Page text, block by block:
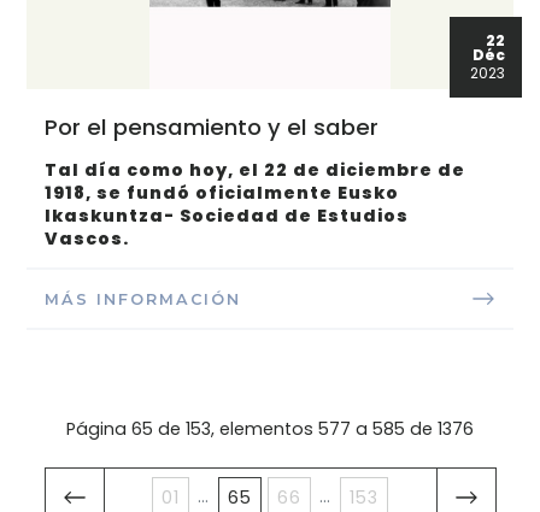
22
Déc
2023
Por el pensamiento y el saber
Tal día como hoy, el 22 de diciembre de
1918, se fundó oficialmente Eusko
Ikaskuntza- Sociedad de Estudios
Vascos.
MÁS INFORMACIÓN
Página 65 de 153, elementos 577 a 585 de 1376
01 ... 65 66 ... 153